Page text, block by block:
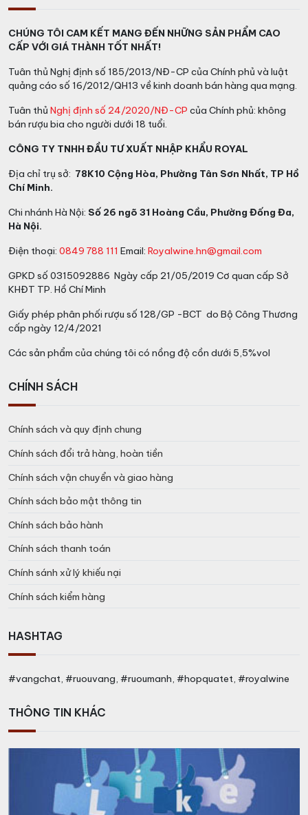
CHÚNG TÔI CAM KẾT MANG ĐẾN NHỮNG SẢN PHẨM CAO
CẤP VỚI GIÁ THÀNH TỐT NHẤT!
Tuân thủ Nghị định số 185/2013/NĐ-CP của Chính phủ và luật
quảng cáo số 16/2012/QH13 về kinh doanh bán hàng qua mạng.
Tuân thủ Nghị định số 24/2020/NĐ-CP của Chính phủ: không
bán rượu bia cho người dưới 18 tuổi.
CÔNG TY TNHH ĐẦU TƯ XUẤT NHẬP KHẨU ROYAL
Địa chỉ trụ sở: 78K10 Cộng Hòa, Phường Tân Sơn Nhất, TP Hồ
Chí Minh.
Chi nhánh Hà Nội: Số 26 ngõ 31 Hoàng Cầu, Phường Đống Đa,
Hà Nội.
Điện thoại: 0849 788 111 Email: Royalwine.hn@gmail.com
GPKD số 0315092886 Ngày cấp 21/05/2019 Cơ quan cấp Sở
KHĐT TP. Hồ Chí Minh
Giấy phép phân phối rượu số 128/GP -BCT do Bộ Công Thương
cấp ngày 12/4/2021
Các sản phẩm của chúng tôi có nồng độ cồn dưới 5,5%vol
CHÍNH SÁCH
Chính sách và quy định chung
Chính sách đổi trả hàng, hoàn tiền
Chính sách vận chuyển và giao hàng
Chính sách bảo mật thông tin
Chính sách bảo hành
Chính sách thanh toán
Chính sánh xử lý khiếu nại
Chính sách kiểm hàng
HASHTAG
#vangchat, #ruouvang, #ruoumanh, #hopquatet, #royalwine
THÔNG TIN KHÁC